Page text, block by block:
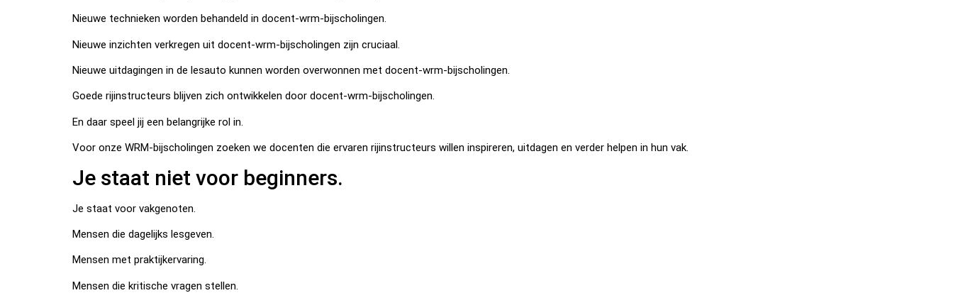
Nieuwe technieken worden behandeld in docent-wrm-bijscholingen.
Nieuwe inzichten verkregen uit docent-wrm-bijscholingen zijn cruciaal.
Nieuwe uitdagingen in de lesauto kunnen worden overwonnen met docent-wrm-bijscholingen.
Goede rijinstructeurs blijven zich ontwikkelen door docent-wrm-bijscholingen.
En daar speel jij een belangrijke rol in.
Voor onze WRM-bijscholingen zoeken we docenten die ervaren rijinstructeurs willen inspireren, uitdagen en verder helpen in hun vak.
Je staat niet voor beginners.
Je staat voor vakgenoten.
Mensen die dagelijks lesgeven.
Mensen met praktijkervaring.
Mensen die kritische vragen stellen.